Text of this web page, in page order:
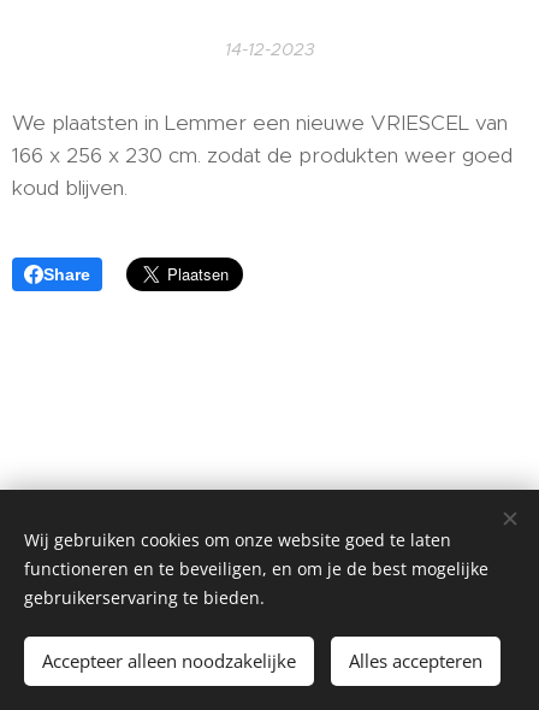
14-12-2023
We plaatsten in Lemmer een nieuwe VRIESCEL van
166 x 256 x 230 cm. zodat de produkten weer goed
koud blijven.
Share
KOELCELLEN-VRIESCELLEN.nl is onderdeel van
Handelsonderneming Vink, Meeuwensedijk 12, 4268 GV
Tel. +31184642101 (altijd bereikbaar)
Cookies
Wij gebruiken cookies om onze website goed te laten
functioneren en te beveiligen, en om je de best mogelijke
gebruikerservaring te bieden.
Accepteer alleen noodzakelijke Alles accepteren